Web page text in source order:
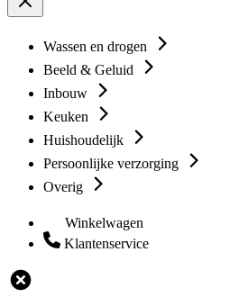
Wassen en drogen
Beeld & Geluid
Inbouw
Keuken
Huishoudelijk
Persoonlijke verzorging
Overig
Winkelwagen
Klantenservice